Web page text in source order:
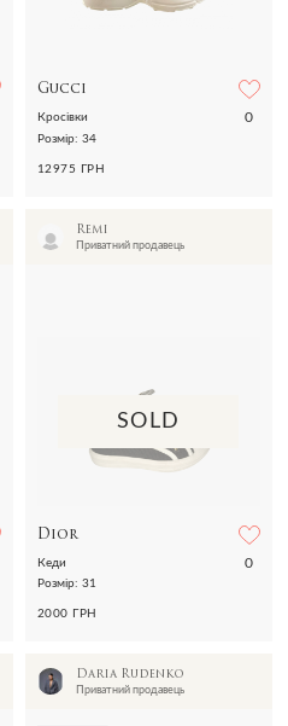
Gucci
0
Кросівки
Розмір: 34
12975 ГРН
Remi
Приватний продавець
SOLD
Dior
0
Кеди
Розмір: 31
2000 ГРН
Daria Rudenko
Приватний продавець